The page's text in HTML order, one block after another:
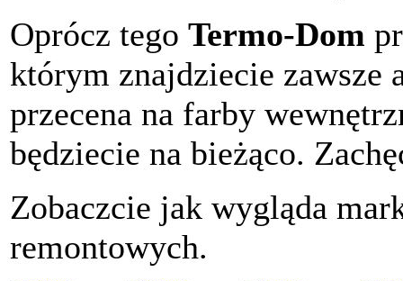
Oprócz tego Termo-Dom
którym znajdziecie zawsze
przecena na farby
będziecie na bieżąco.
Zobaczcie jak wygląda
remontowych.